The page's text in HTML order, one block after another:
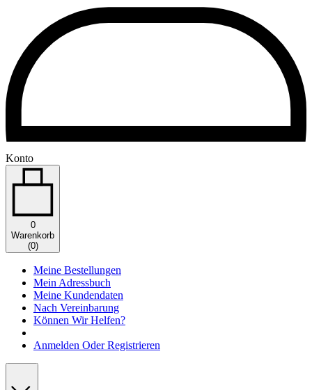
Konto
0
Warenkorb
(0)
Meine Bestellungen
Mein Adressbuch
Meine Kundendaten
Nach Vereinbarung
Können Wir Helfen?
Anmelden Oder Registrieren